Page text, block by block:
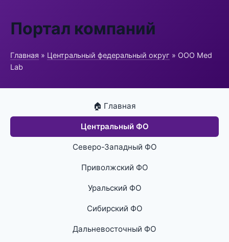
Портал компаний
Главная » Центральный федеральный округ » ООО Med
Lab
🏠 Главная
Центральный ФО
Северо-Западный ФО
Приволжский ФО
Уральский ФО
Сибирский ФО
Дальневосточный ФО